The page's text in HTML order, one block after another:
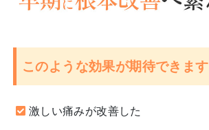
このような効果が期待できます
激しい痛みが改善した